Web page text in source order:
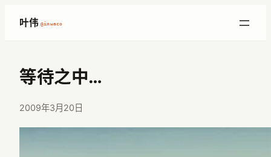
内
叶伟 @imwaco
等待之中…
2009年3月20日